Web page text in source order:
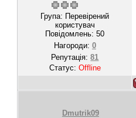
Група: Перевірений
користувач
Повідомлень:50
Нагороди: 0
Репутація:81
Статус: Offline
Dmutrik09